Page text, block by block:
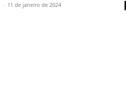
- 11 de janeiro de 2024